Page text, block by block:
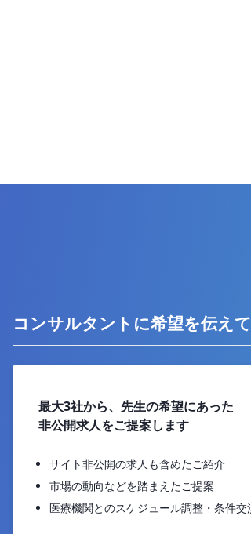
コンサルタントに希望を伝え
最大3社から、先生の希望にあった
非公開求人をご提案します
サイト非公開の求人も含めたご紹介
市場の動向などを踏まえたご提案
医療機関とのスケジュール調整・条件交